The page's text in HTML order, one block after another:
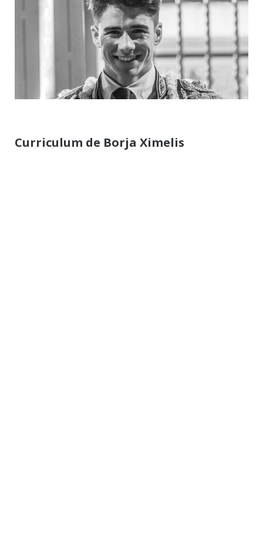
Curriculum de Borja Ximelis